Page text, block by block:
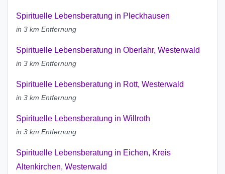
Spirituelle Lebensberatung in Pleckhausen
in 3 km Entfernung
Spirituelle Lebensberatung in Oberlahr, Westerwald
in 3 km Entfernung
Spirituelle Lebensberatung in Rott, Westerwald
in 3 km Entfernung
Spirituelle Lebensberatung in Willroth
in 3 km Entfernung
Spirituelle Lebensberatung in Eichen, Kreis
Altenkirchen, Westerwald